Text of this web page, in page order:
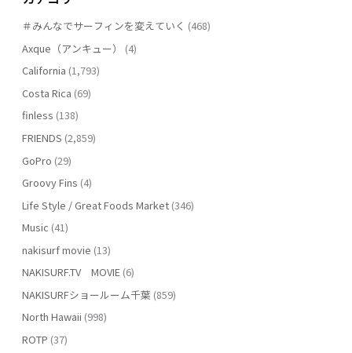
＃みんなでサーフィンを変えていく (468)
Axque（アンキュー）
(4)
California (1,793)
Costa Rica (69)
finless (138)
FRIENDS (2,859)
GoPro (29)
Groovy Fins (4)
Life Style / Great Foods Market(346)
Music (41)
nakisurf movie (13)
NAKISURF.TV MOVIE(6)
NAKISURFショールーム千葉 (859)
North Hawaii (998)
ROTP (37)